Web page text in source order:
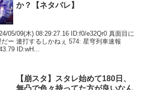
か？【ネタバレ】
05/09(木) 08:29:27.16 ID:f0/e32Qr0 真面目に
ー 連打するしかねぇ 574: 星穹列車速報
ID:wH...
【崩スタ】スタレ始めて180日、